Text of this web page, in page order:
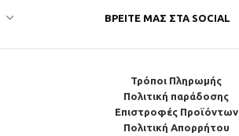
ΒΡΕΊΤΕ ΜΑΣ ΣΤΑ SOCIAL
Τρόποι Πληρωμής
Πολιτική παράδοσης
Επιστροφές Προϊόντων
Πολιτική Απορρήτου